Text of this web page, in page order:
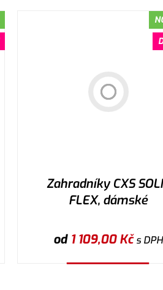
Zahradníky CXS
FLEX, dámské
od 1 109,00Kčs DPH